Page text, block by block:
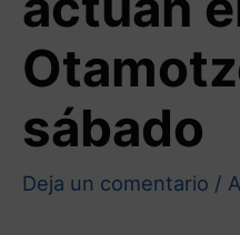
sábado
Deja un comentario /